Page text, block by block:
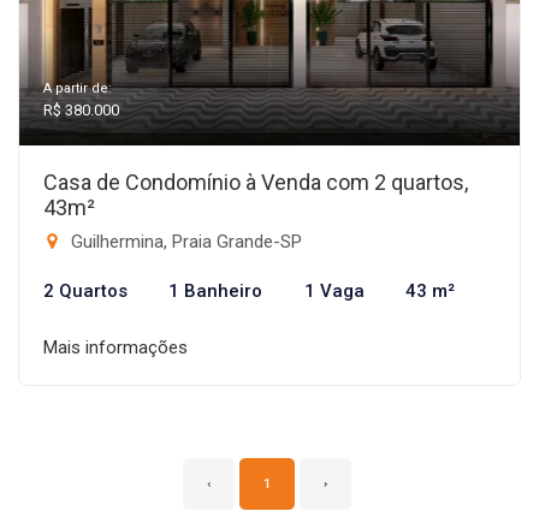
A partir de:
R$ 380.000
Casa de Condomínio à Venda com 2 quartos,
43m²
Guilhermina, Praia Grande-SP
2 Quartos 1 Banheiro 1 Vaga 43 m²
Mais informações
‹ 1 ›